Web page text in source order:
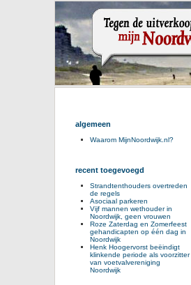
algemeen
Waarom MijnNoordwijk.nl?
recent toegevoegd
Strandtenthouders overtreden
de regels
Asociaal parkeren
Vijf mannen wethouder in
Noordwijk, geen vrouwen
Roze Zaterdag en Zomerfeest
gehandicapten op één dag in
Noordwijk
Henk Hoogervorst beëindigt
klinkende periode als voorzitter
van voetvalvereniging
Noordwijk